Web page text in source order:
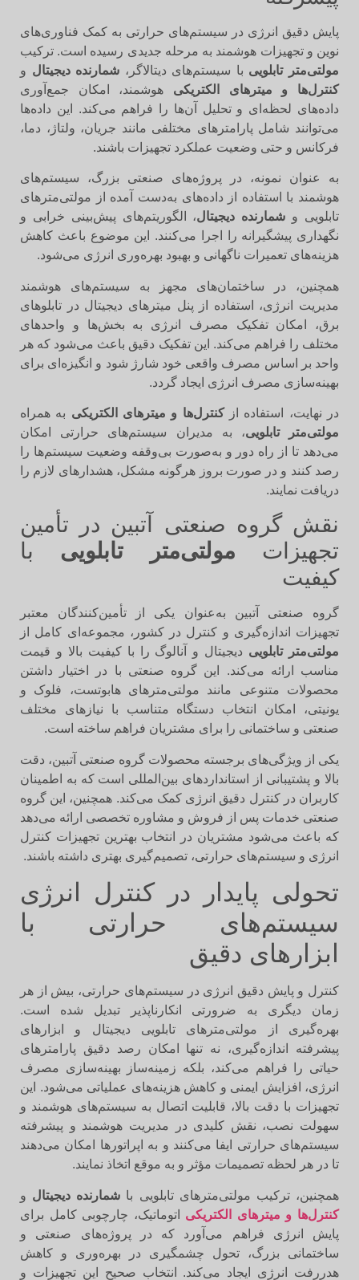
پایش دقیق انرژی در سیستم‌های حرارتی به کمک فناوری‌های
نوین و تجهیزات هوشمند به مرحله جدیدی رسیده است. ترکیب
مولتی‌متر تابلوییبا سیستم‌های دیتالاگر، شمارنده دیجیتالو
کنترل‌ها و میترهای الکتریکیهوشمند، امکان جمع‌آوری
داده‌های لحظه‌ای و تحلیل آن‌ها را فراهم می‌کند. این داده‌ها
می‌توانند شامل پارامترهای مختلفی مانند جریان، ولتاژ، دما،
فرکانس و حتی وضعیت عملکرد تجهیزات باشند.
به عنوان نمونه، در پروژه‌های صنعتی بزرگ، سیستم‌های
هوشمند با استفاده از داده‌های به‌دست آمده از مولتی‌مترهای
تابلویی و شمارنده دیجیتال، الگوریتم‌های پیش‌بینی خرابی و
نگهداری پیشگیرانه را اجرا می‌کنند. این موضوع باعث کاهش
هزینه‌های تعمیرات ناگهانی و بهبود بهره‌وری انرژی می‌شود.
همچنین، در ساختمان‌های مجهز به سیستم‌های هوشمند
مدیریت انرژی، استفاده از پنل میترهای دیجیتال در تابلوهای
برق، امکان تفکیک مصرف انرژی به بخش‌ها و واحدهای
مختلف را فراهم می‌کند. این تفکیک دقیق باعث می‌شود که هر
واحد بر اساس مصرف واقعی خود شارژ شود و انگیزه‌ای برای
بهینه‌سازی مصرف انرژی ایجاد گردد.
در نهایت، استفاده از کنترل‌ها و میترهای الکتریکیبه همراه
مولتی‌متر تابلویی، به مدیران سیستم‌های حرارتی امکان
می‌دهد تا از راه دور و به‌صورت بی‌وقفه وضعیت سیستم‌ها را
رصد کنند و در صورت بروز هرگونه مشکل، هشدارهای لازم را
دریافت نمایند.
نقش گروه صنعتی آتبین در تأمین
تجهیزات
مولتی‌متر تابلوییبا
کیفیت
گروه صنعتی آتبین به‌عنوان یکی از تأمین‌کنندگان معتبر
تجهیزات اندازه‌گیری و کنترل در کشور، مجموعه‌ای کامل از
مولتی‌متر تابلوییدیجیتال و آنالوگ را با کیفیت بالا و قیمت
مناسب ارائه می‌کند. این گروه صنعتی با در اختیار داشتن
محصولات متنوعی مانند مولتی‌مترهای هابوتست، فلوک و
یونیتی، امکان انتخاب دستگاه متناسب با نیازهای مختلف
صنعتی و ساختمانی را برای مشتریان فراهم ساخته است.
یکی از ویژگی‌های برجسته محصولات گروه صنعتی آتبین، دقت
بالا و پشتیبانی از استانداردهای بین‌المللی است که به اطمینان
کاربران در کنترل دقیق انرژی کمک می‌کند. همچنین، این گروه
صنعتی خدمات پس از فروش و مشاوره تخصصی ارائه می‌دهد
که باعث می‌شود مشتریان در انتخاب بهترین تجهیزات کنترل
انرژی و سیستم‌های حرارتی، تصمیم‌گیری بهتری داشته باشند.
تحولی پایدار در کنترل انرژی
سیستم‌های حرارتی با
ابزارهای دقیق
کنترل و پایش دقیق انرژی در سیستم‌های حرارتی، بیش از هر
زمان دیگری به ضرورتی انکارناپذیر تبدیل شده است.
بهره‌گیری از مولتی‌مترهای تابلویی دیجیتال و ابزارهای
پیشرفته اندازه‌گیری، نه تنها امکان رصد دقیق پارامترهای
حیاتی را فراهم می‌کند، بلکه زمینه‌ساز بهینه‌سازی مصرف
انرژی، افزایش ایمنی و کاهش هزینه‌های عملیاتی می‌شود. این
تجهیزات با دقت بالا، قابلیت اتصال به سیستم‌های هوشمند و
سهولت نصب، نقش کلیدی در مدیریت هوشمند و پیشرفته
سیستم‌های حرارتی ایفا می‌کنند و به اپراتورها امکان می‌دهند
تا در هر لحظه تصمیمات مؤثر و به موقع اتخاذ نمایند.
همچنین، ترکیب مولتی‌مترهای تابلویی با شمارنده دیجیتالو
کنترل‌ها و میترهای الکتریکیاتوماتیک، چارچوبی کامل برای
پایش انرژی فراهم می‌آورد که در پروژه‌های صنعتی و
ساختمانی بزرگ، تحول چشمگیری در بهره‌وری و کاهش
هدررفت انرژی ایجاد می‌کند. انتخاب صحیح این تجهیزات و